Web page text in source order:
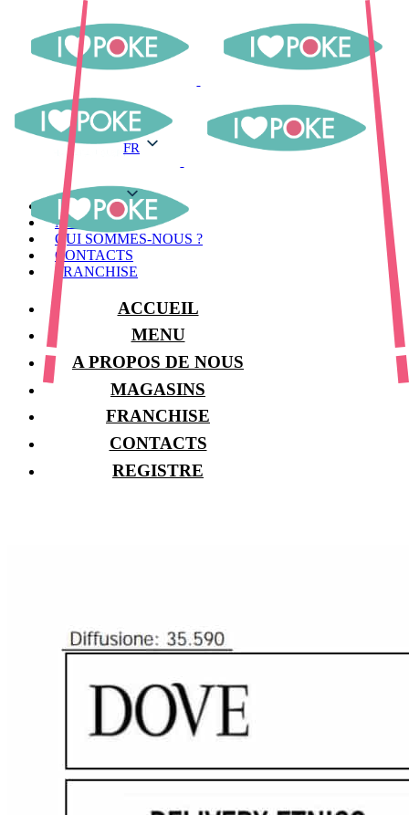
FR
MENU
MAGASINS
QUI SOMMES-NOUS ?
CONTACTS
FRANCHISE
ACCUEIL
MENU
A PROPOS DE NOUS
MAGASINS
FRANCHISE
CONTACTS
REGISTRE